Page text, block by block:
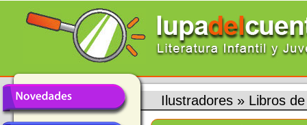
Ilustradores » Libros